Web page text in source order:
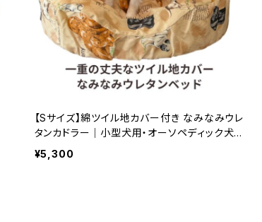
【Sサイズ】綿ツイル地カバー付き なみなみウレ
タンカドラー｜小型犬用・オーソペディック犬
ベッド｜日本製｜ラリーズカンパニー
¥5,300